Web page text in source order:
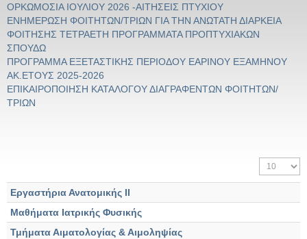
ΟΡΚΩΜΟΣΙΑ ΙΟΥΛΙΟΥ 2026 -ΑΙΤΗΣΕΙΣ ΠΤΥΧΙΟΥ
ΕΝΗΜΕΡΩΣΗ ΦΟΙΤΗΤΩΝ/ΤΡΙΩΝ ΓΙΑ ΤΗΝ ΑΝΩΤΑΤΗ ΔΙΑΡΚΕΙΑ
ΦΟΙΤΗΣΗΣ ΤΕΤΡΑΕΤΗ ΠΡΟΓΡΑΜΜΑΤΑ ΠΡΟΠΤΥΧΙΑΚΩΝ
ΣΠΟΥΔΩ
ΠΡΟΓΡΑΜΜΑ ΕΞΕΤΑΣΤΙΚΗΣ ΠΕΡΙΟΔΟΥ ΕΑΡΙΝΟΥ ΕΞΑΜΗΝΟΥ
ΑΚ.ΕΤΟΥΣ 2025-2026
ΕΠΙΚΑΙΡΟΠΟΙΗΣΗ ΚΑΤΑΛΟΓΟΥ ΔΙΑΓΡΑΦΕΝΤΩΝ ΦΟΙΤΗΤΩΝ/
ΤΡΙΩΝ
Εμφάνιση #
Εργαστήρια Ανατομικής ΙΙ
Μαθήματα Ιατρικής Φυσικής
Τμήματα Αιματολογίας & Αιμοληψίας